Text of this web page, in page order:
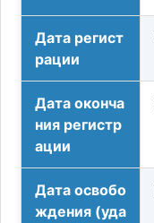
Дата регист
рации
Дата оконча
ния регистр
ации
Дата освобо
ждения (уда